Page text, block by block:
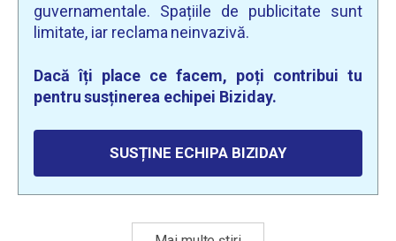
guvernamentale. Spațiile de publicitate sunt
limitate, iar reclama neinvazivă.
Dacă îți place ce facem, poți contribui tu
pentru susținerea echipei Biziday.
SUSȚINE ECHIPA BIZIDAY